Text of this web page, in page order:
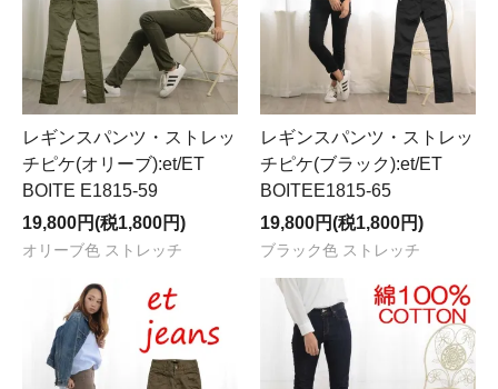
レギンスパンツ・ストレッ
チピケ(オリーブ):et/ET
BOITE E1815-59
19,800円(税1,800円)
オリーブ色 ストレッチ
レギンスパンツ・ストレッ
チピケ(ブラック):et/ET
BOITEE1815-65
19,800円(税1,800円)
ブラック色 ストレッチ